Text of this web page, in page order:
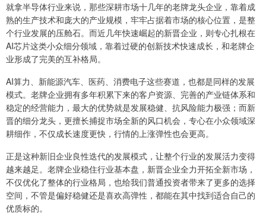
就拿半导体行业来说，那些深耕市场十几年的老牌龙头企业，靠着成
熟的生产技术和庞大的产业规模，牢牢占据着市场的核心位置，是整
个行业发展的压舱石。而近几年快速崛起的新晋企业，则专心扎根在
AI芯片这类小众细分领域，靠着过硬的创新技术快速成长，和老牌企
业形成了完美的互补格局。
AI算力、新能源汽车、医药、消费电子这些赛道，也都是同样的发展
模式。老牌企业拥有多年积累下来的客户资源、完善的产业链体系和
稳定的经营能力，最大的优势就是发展稳健、抗风险能力极强；而新
晋的细分龙头，更擅长捕捉市场全新的风口机会，专心在小众领域深
耕细作，不仅成长速度更快，行情的上涨弹性也会更高。
正是这种新旧企业良性迭代的发展模式，让整个行业的发展活力变得
越来越足。老牌企业稳住行业基本盘，新晋企业全力开拓全新市场，
不仅优化了整体的行业格局，也给我们普通投资者带来了更多的选择
空间，不管是偏好稳健还是喜欢高弹性，都能在其中找到适合自己的
优质标的。